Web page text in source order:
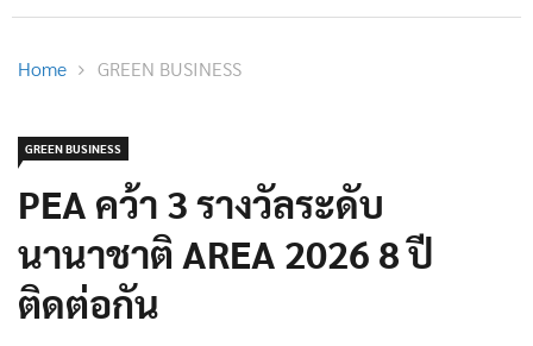
Home GREEN BUSINESS
GREEN BUSINESS
PEA คว้า 3 รางวัลระดับ
นานาชาติ AREA 2026 8 ปี
ติดต่อกัน